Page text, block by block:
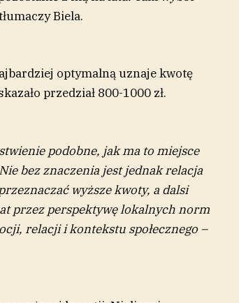
Biela.
optymalną uznaje kwotę
przedział 800-1000 zł.
podobne, jak ma to miejsce
bez znaczenia jest jednak relacja
wyższe kwoty, a dalsi
przez perspektywę lokalnych norm
relacji i kontekstu społecznego –